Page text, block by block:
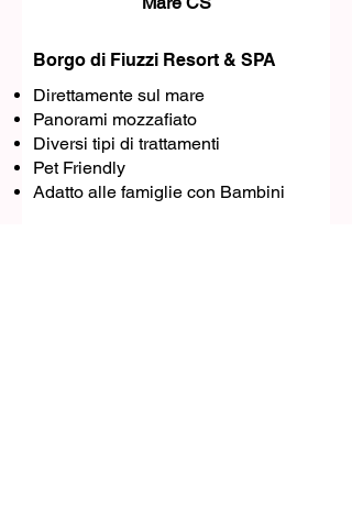
Borgo di Fiuzzi Resort & SPA
Direttamente sul mare
Panorami mozzafiato
Diversi tipi di trattamenti
Pet Friendly
Adatto alle famiglie con Bambini